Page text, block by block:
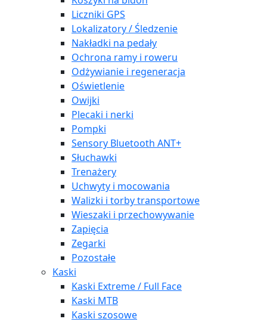
Liczniki GPS
Lokalizatory / Śledzenie
Nakładki na pedały
Ochrona ramy i roweru
Odżywianie i regeneracja
Oświetlenie
Owijki
Plecaki i nerki
Pompki
Sensory Bluetooth ANT+
Słuchawki
Trenażery
Uchwyty i mocowania
Walizki i torby transportowe
Wieszaki i przechowywanie
Zapięcia
Zegarki
Pozostałe
Kaski
Kaski Extreme / Full Face
Kaski MTB
Kaski szosowe